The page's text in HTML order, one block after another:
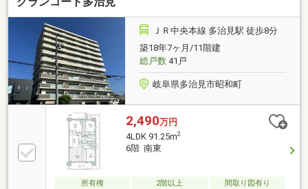
ＪＲ中央本線 多治見駅 徒歩8分
築18年7ヶ月/11階建
総戸数41戸
岐阜県多治見市昭和町
2,490万円
4LDK 91.25m2
6階 南東
所有権 2階以上 間取り図有り